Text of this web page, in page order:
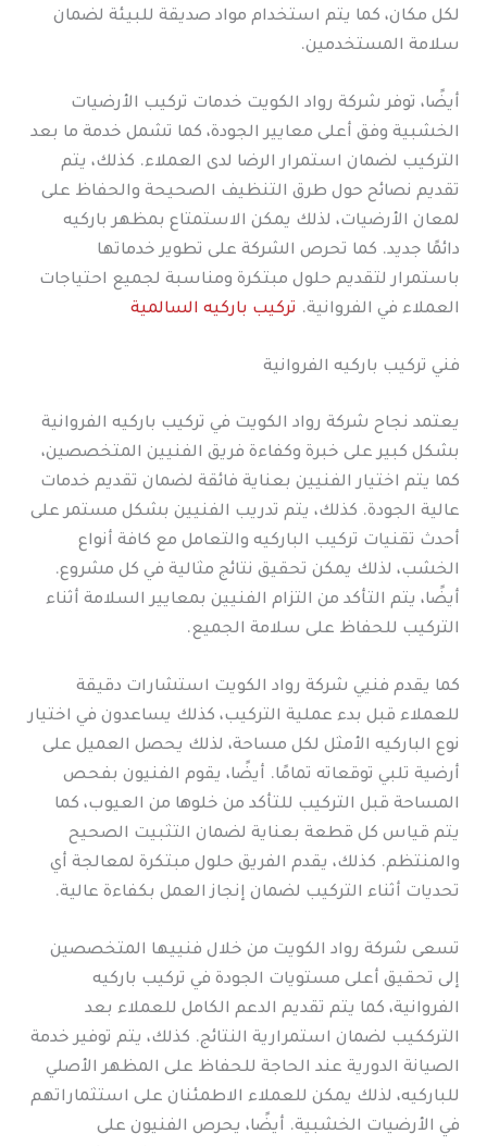
لكل مكان، كما يتم استخدام مواد صديقة للبيئة لضمان
سلامة المستخدمين.
أيضًا، توفر شركة رواد الكويت خدمات تركيب الأرضيات
الخشبية وفق أعلى معايير الجودة، كما تشمل خدمة ما بعد
التركيب لضمان استمرار الرضا لدى العملاء. كذلك، يتم
تقديم نصائح حول طرق التنظيف الصحيحة والحفاظ على
لمعان الأرضيات، لذلك يمكن الاستمتاع بمظهر باركيه
دائمًا جديد. كما تحرص الشركة على تطوير خدماتها
باستمرار لتقديم حلول مبتكرة ومناسبة لجميع احتياجات
العملاء في الفروانية. تركيب باركيه السالمية
فني تركيب باركيه الفروانية
يعتمد نجاح شركة رواد الكويت في تركيب باركيه الفروانية
بشكل كبير على خبرة وكفاءة فريق الفنيين المتخصصين،
كما يتم اختيار الفنيين بعناية فائقة لضمان تقديم خدمات
عالية الجودة. كذلك، يتم تدريب الفنيين بشكل مستمر على
أحدث تقنيات تركيب الباركيه والتعامل مع كافة أنواع
الخشب، لذلك يمكن تحقيق نتائج مثالية في كل مشروع.
أيضًا، يتم التأكد من التزام الفنيين بمعايير السلامة أثناء
التركيب للحفاظ على سلامة الجميع.
كما يقدم فنيي شركة رواد الكويت استشارات دقيقة
للعملاء قبل بدء عملية التركيب، كذلك يساعدون في اختيار
نوع الباركيه الأمثل لكل مساحة، لذلك يحصل العميل على
أرضية تلبي توقعاته تمامًا. أيضًا، يقوم الفنيون بفحص
المساحة قبل التركيب للتأكد من خلوها من العيوب، كما
يتم قياس كل قطعة بعناية لضمان التثبيت الصحيح
والمنتظم. كذلك، يقدم الفريق حلول مبتكرة لمعالجة أي
تحديات أثناء التركيب لضمان إنجاز العمل بكفاءة عالية.
تسعى شركة رواد الكويت من خلال فنييها المتخصصين
إلى تحقيق أعلى مستويات الجودة في تركيب باركيه
الفروانية، كما يتم تقديم الدعم الكامل للعملاء بعد
الترككيب لضمان استمرارية النتائج. كذلك، يتم توفير خدمة
الصيانة الدورية عند الحاجة للحفاظ على المظهر الأصلي
للباركيه، لذلك يمكن للعملاء الاطمئنان على استثماراتهم
في الأرضيات الخشبية. أيضًا، يحرص الفنيون على